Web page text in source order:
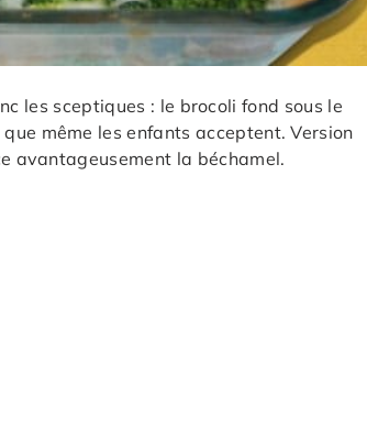
les sceptiques : le brocoli fond sous le
même les enfants acceptent. Version
avantageusement la béchamel.